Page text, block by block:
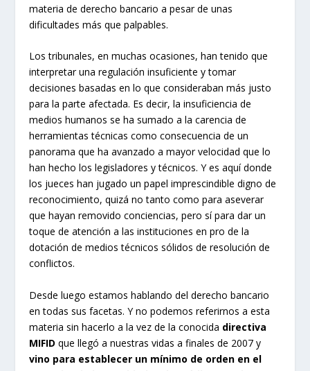
materia de derecho bancario a pesar de unas
dificultades más que palpables.
Los tribunales, en muchas ocasiones, han tenido que
interpretar una regulación insuficiente y tomar
decisiones basadas en lo que consideraban más justo
para la parte afectada. Es decir, la insuficiencia de
medios humanos se ha sumado a la carencia de
herramientas técnicas como consecuencia de un
panorama que ha avanzado a mayor velocidad que lo
han hecho los legisladores y técnicos. Y es aquí donde
los jueces han jugado un papel imprescindible digno de
reconocimiento, quizá no tanto como para aseverar
que hayan removido conciencias, pero sí para dar un
toque de atención a las instituciones en pro de la
dotación de medios técnicos sólidos de resolución de
conflictos.
Desde luego estamos hablando del derecho bancario
en todas sus facetas. Y no podemos referirnos a esta
materia sin hacerlo a la vez de la conocida directiva
MIFID que llegó a nuestras vidas a finales de 2007 y
vino para establecer un mínimo de orden en el